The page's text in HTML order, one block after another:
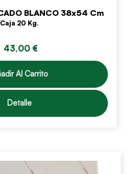
BLANCO 38x54 Cm
Caja 20 Kg.
43,00 €
Al Carrito
Detalle